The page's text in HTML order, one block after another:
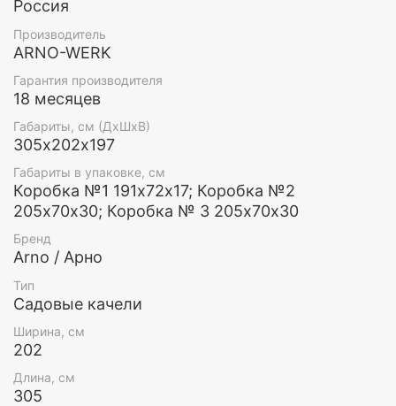
Россия
Производитель
ARNO-WERK
Гарантия производителя
18 месяцев
Габариты, см (ДхШхВ)
305х202х197
Габариты в упаковке, см
Коробка №1 191х72х17; Коробка №2
205х70х30; Коробка № 3 205х70х30
Бренд
Arno / Арно
Тип
Садовые качели
Ширина, см
202
Длина, см
305